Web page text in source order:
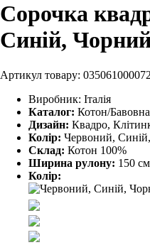
Сорочка
Синій,
Артикул товару:
Виробник: Італія
Каталог: Котон/
Дизайн: Квадро,
Колір: Червоний,
Склад: Котон 100%
Ширина рулону: 150 см
Колір: